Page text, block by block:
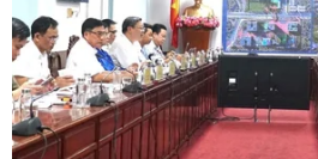
Theo dõi VietnamPlus